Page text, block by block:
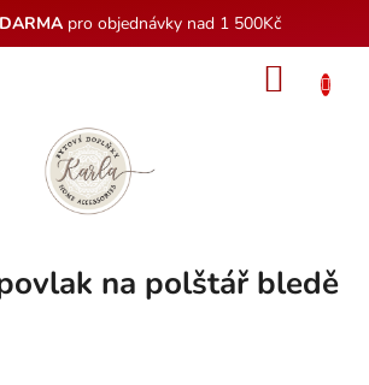
pro objednávky nad 1 500Kč
na polštář bledě